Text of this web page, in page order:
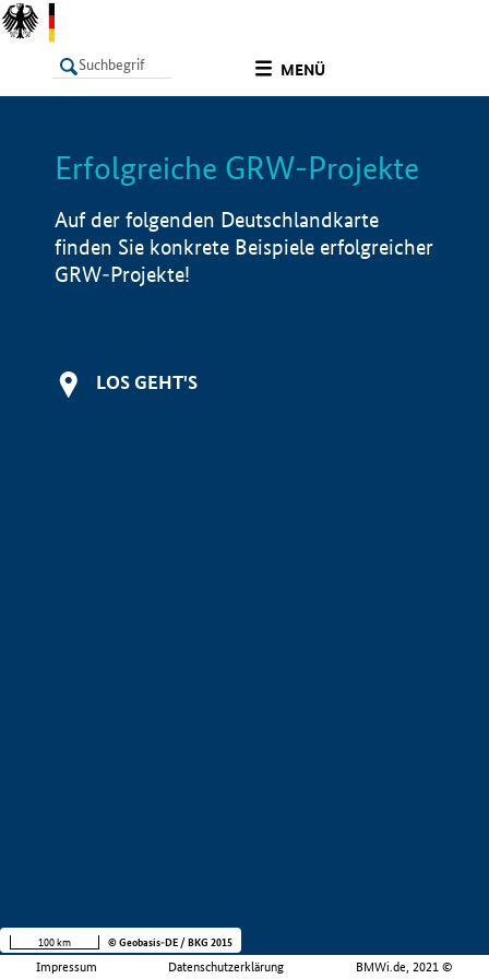
MENÜ
LISTE Info
Erfolgreiche GRW-Projekte
Auf der folgenden Deutschlandkarte
finden Sie konkrete Beispiele erfolgreicher
GRW-Projekte!
LOS GEHT'S
Impressum Datenschutzerklärung BMWi.de, 2021 ©
100 km © Geobasis-DE / BKG 2015